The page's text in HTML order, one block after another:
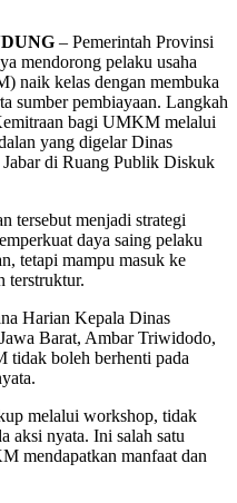
– Pemerintah Provinsi
mendorong pelaku usaha
naik kelas dengan membuka
sumber pembiayaan. Langkah
bagi UMKM melalui
yang digelar Dinas
di Ruang Publik Diskuk
tersebut menjadi strategi
daya saing pelaku
tetapi mampu masuk ke
terstruktur.
Harian Kepala Dinas
Barat, Ambar Triwidodo,
tidak boleh berhenti pada
melalui workshop, tidak
aksi nyata. Ini salah satu
mendapatkan manfaat dan